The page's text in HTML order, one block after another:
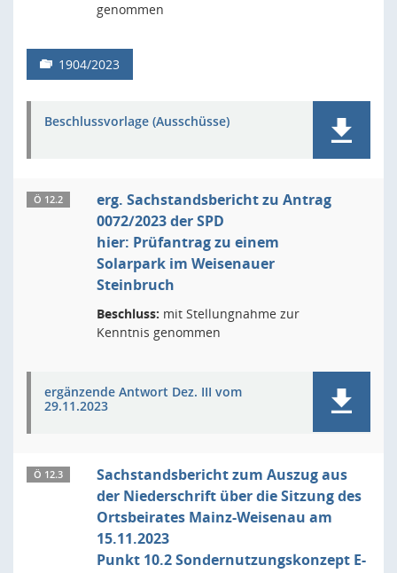
genommen
1904/2023
Beschlussvorlage (Ausschüsse)
Ö 12.2
erg. Sachstandsbericht zu Antrag
0072/2023 der SPD
hier: Prüfantrag zu einem
Solarpark im Weisenauer
Steinbruch
Beschluss: mit Stellungnahme zur
Kenntnis genommen
ergänzende Antwort Dez. III vom
29.11.2023
Ö 12.3
Sachstandsbericht zum Auszug aus
der Niederschrift über die Sitzung des
Ortsbeirates Mainz-Weisenau am
15.11.2023
Punkt 10.2 Sondernutzungskonzept E-